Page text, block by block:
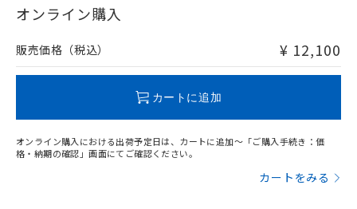
在庫等で未対応品が混在する可能性があります。
問い合わせください。
オンライン購入
販売価格（税込） ¥ 12,100
カートに追加
オンライン購入における出荷予定日は、カートに追加～「ご購入手続き：価
格・納期の確認」画面にてご確認ください。
カートをみる